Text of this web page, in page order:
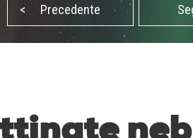
< Precedente